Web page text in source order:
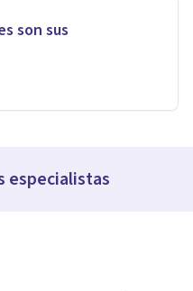
son sus
especialistas